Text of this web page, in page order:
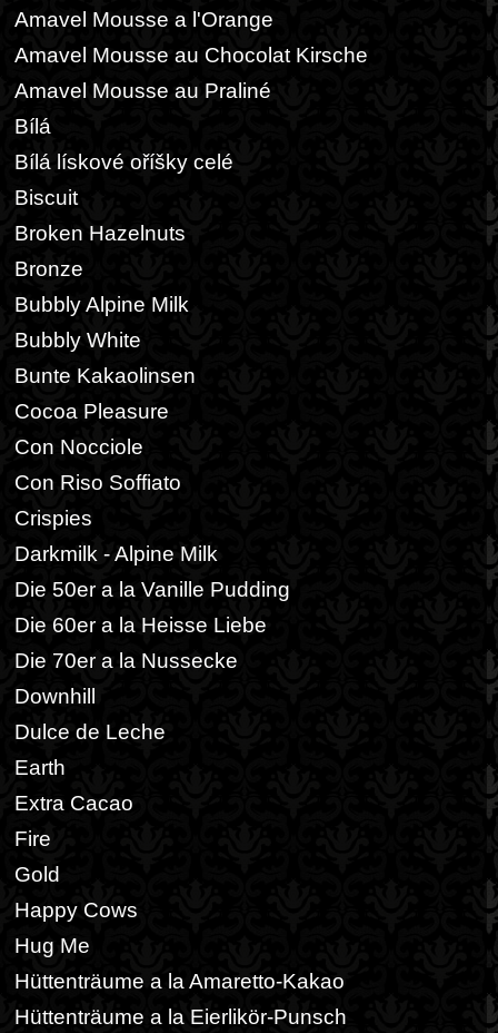
Amavel Mousse a l'Orange
Amavel Mousse au Chocolat Kirsche
Amavel Mousse au Praliné
Bílá
Bílá lískové oříšky celé
Biscuit
Broken Hazelnuts
Bronze
Bubbly Alpine Milk
Bubbly White
Bunte Kakaolinsen
Cocoa Pleasure
Con Nocciole
Con Riso Soffiato
Crispies
Darkmilk - Alpine Milk
Die 50er a la Vanille Pudding
Die 60er a la Heisse Liebe
Die 70er a la Nussecke
Downhill
Dulce de Leche
Earth
Extra Cacao
Fire
Gold
Happy Cows
Hug Me
Hüttenträume a la Amaretto-Kakao
Hüttenträume a la Eierlikör-Punsch